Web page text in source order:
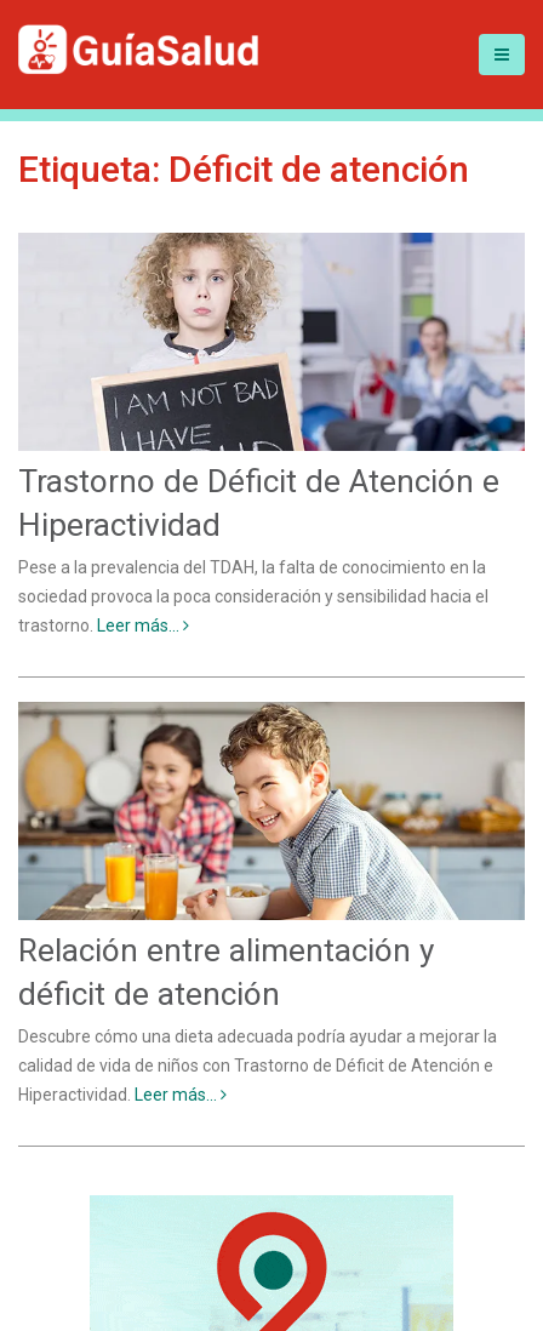
Etiqueta: Déficit de atención
Trastorno de Déficit de Atención e
Hiperactividad
Pese a la prevalencia del TDAH, la falta de conocimiento en la
sociedad provoca la poca consideración y sensibilidad hacia el
trastorno. Leer más...
Relación entre alimentación y
déficit de atención
Descubre cómo una dieta adecuada podría ayudar a mejorar la
calidad de vida de niños con Trastorno de Déficit de Atención e
Hiperactividad.
Leer más...